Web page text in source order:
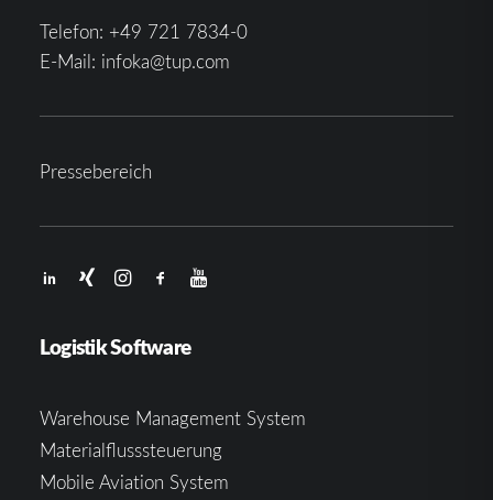
Telefon: +49 721 7834-0
E-Mail: infoka@tup.com
Pressebereich
Logistik Software
Warehouse Management System
Materialflusssteuerung
Mobile Aviation System